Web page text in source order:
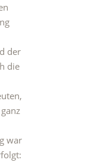
der
die
war